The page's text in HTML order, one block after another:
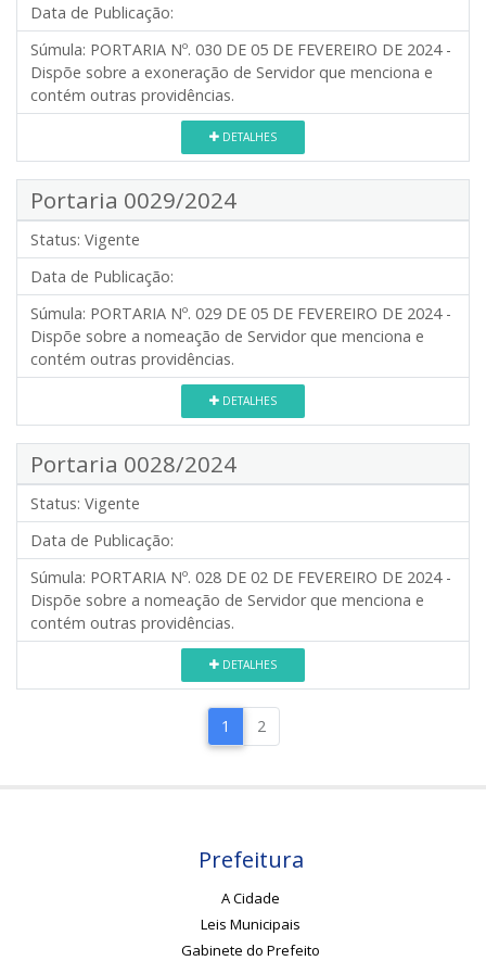
Data de Publicação:
Súmula: PORTARIA Nº. 030 DE 05 DE FEVEREIRO DE 2024 -
Dispõe sobre a exoneração de Servidor que menciona e
contém outras providências.
DETALHES
Portaria 0029/2024
Status: Vigente
Data de Publicação:
Súmula: PORTARIA Nº. 029 DE 05 DE FEVEREIRO DE 2024 -
Dispõe sobre a nomeação de Servidor que menciona e
contém outras providências.
DETALHES
Portaria 0028/2024
Status: Vigente
Data de Publicação:
Súmula: PORTARIA Nº. 028 DE 02 DE FEVEREIRO DE 2024 -
Dispõe sobre a nomeação de Servidor que menciona e
contém outras providências.
DETALHES
1 2
Prefeitura
A Cidade
Leis Municipais
Gabinete do Prefeito